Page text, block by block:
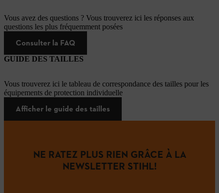
Vous avez des questions ? Vous trouverez ici les réponses aux
questions les plus fréquemment posées
Consulter la FAQ
GUIDE DES TAILLES
Vous trouverez ici le tableau de correspondance des tailles pour les
équipements de protection individuelle
Afficher le guide des tailles
NE RATEZ PLUS RIEN GRÂCE À LA
NEWSLETTER STIHL!